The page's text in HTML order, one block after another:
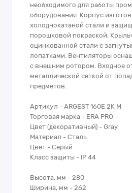
необходимого для работы
оборудования. Корпус
холоднокатаной стали и
порошковой покраской.
оцинкованной стали с
лопатками. Вентиляторы
с внешним ротором. Входное
металлической сеткой от
предметов.
Артикул - ARGEST 160E 2K M
Торговая марка - ERA PRO
Цвет (декоративный) - Gray
Материал - Сталь
Цвет - Серый
Класс защиты - IP 44
Высота, мм - 280
Ширина, мм - 262